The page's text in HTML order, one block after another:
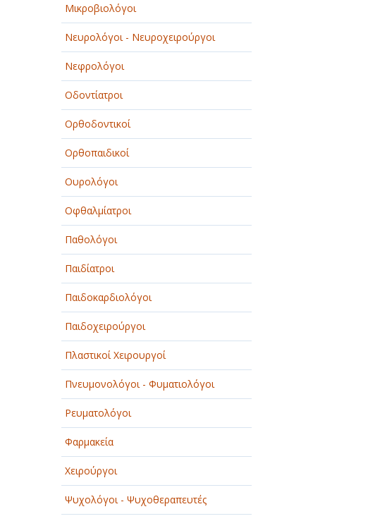
ΠΑΡΟΧΗ ΥΠΗΡΕΣΙΩΝ
ΤΕΧΝΙΚΑ - ΚΑΤΑΣΚΕΥΑΣΤΙΚΑ
ΤΕΧΝΟΛΟΓΙΑ
ΥΓΕΙΑ - ΙΑΤΡΟΙ
ΦΑΓΗΤΟ
Μικροβιολόγοι
Νευρολόγοι - Νευροχειρούργοι
Νεφρολόγοι
Οδοντίατροι
Ορθοδοντικοί
Ορθοπαιδικοί
Ουρολόγοι
Οφθαλμίατροι
Παθολόγοι
Παιδίατροι
Παιδοκαρδιολόγοι
Παιδοχειρούργοι
Πλαστικοί Χειρουργοί
Πνευμονολόγοι - Φυματιολόγοι
Ρευματολόγοι
Φαρμακεία
Χειρούργοι
Ψυχολόγοι - Ψυχοθεραπευτές